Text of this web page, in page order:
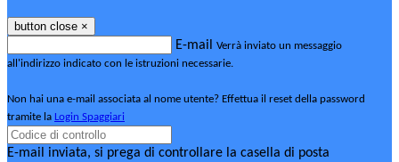
button close ×
E-mail Verrà inviato un messaggio
all'indirizzo indicato con le istruzioni necessarie.
Non hai una e-mail associata al nome utente? Effettua il reset della password
tramite la Login Spaggiari
E-mail inviata, si prega di controllare la casella di posta